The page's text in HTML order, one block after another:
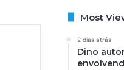
Most
2 dias atrás
Dino